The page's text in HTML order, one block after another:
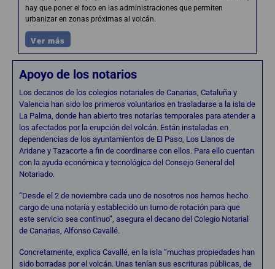
hay que poner el foco en las administraciones que permiten
urbanizar en zonas próximas al volcán.
Ver más
Apoyo de los notarios
Los decanos de los colegios notariales de Canarias, Cataluña y
Valencia han sido los primeros voluntarios en trasladarse a la isla de
La Palma, donde han abierto tres notarías temporales para atender a
los afectados por la erupción del volcán. Están instaladas en
dependencias de los ayuntamientos de El Paso, Los Llanos de
Aridane y Tazacorte a fin de coordinarse con ellos. Para ello cuentan
con la ayuda económica y tecnológica del Consejo General del
Notariado.
“Desde el 2 de noviembre cada uno de nosotros nos hemos hecho
cargo de una notaría y establecido un turno de rotación para que
este servicio sea continuo”, asegura el decano del Colegio Notarial
de Canarias, Alfonso Cavallé.
Concretamente, explica Cavallé, en la isla “muchas propiedades han
sido borradas por el volcán. Unas tenían sus escrituras públicas, de